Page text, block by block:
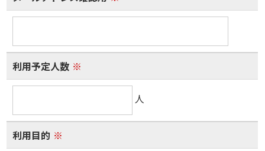
利用予定人数 ※
人
利用目的 ※